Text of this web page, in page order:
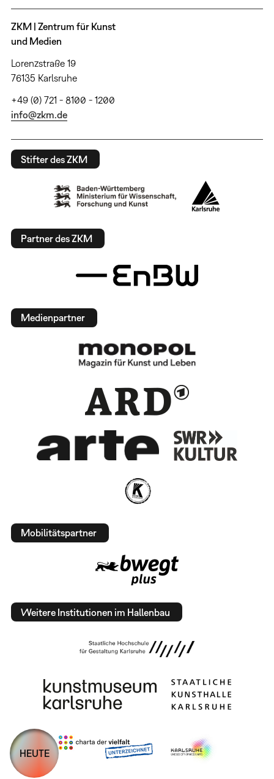
ZKM | Zentrum für Kunst
und Medien
Lorenzstraße 19
76135 Karlsruhe
+49 (0) 721 - 8100 - 1200
info@zkm.de
Stifter des ZKM
Partner des ZKM
Medienpartner
Mobilitätspartner
Weitere Institutionen im Hallenbau
HEUTE